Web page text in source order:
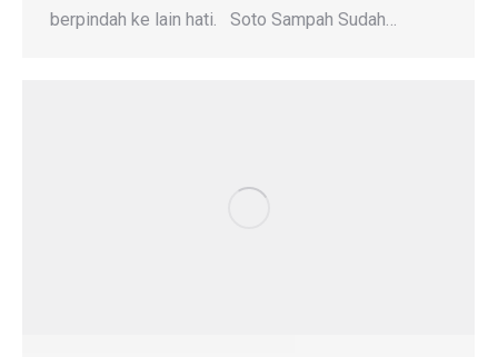
berpindah ke lain hati. Soto Sampah Sudah…